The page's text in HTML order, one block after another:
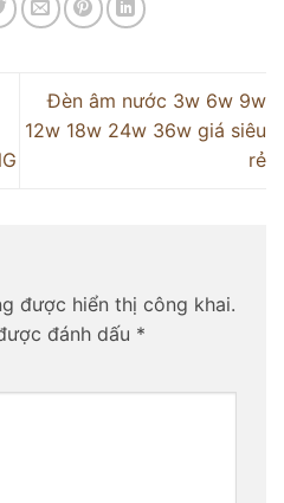
Đèn âm nước 3w 6w 9w
12w 18w 24w 36w giá siêu
rẻ
được hiển thị công khai.
đánh dấu *